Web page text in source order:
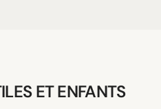
ET ENFANTS